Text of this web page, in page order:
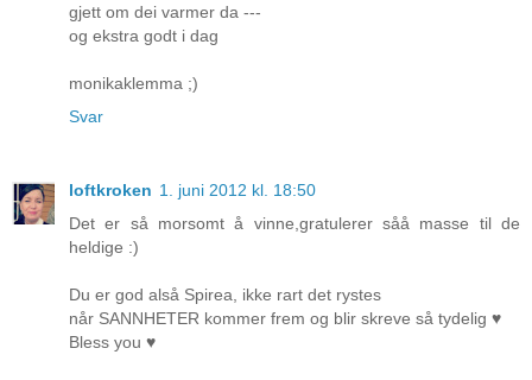
gjett om dei varmer da ---
og ekstra godt i dag
monikaklemma ;)
Svar
loftkroken 1. juni 2012 kl. 18:50
Det er så morsomt å vinne,gratulerer såå masse til de
heldige :)
Du er god alså Spirea, ikke rart det rystes
når SANNHETER kommer frem og blir skreve så tydelig ♥
Bless you ♥